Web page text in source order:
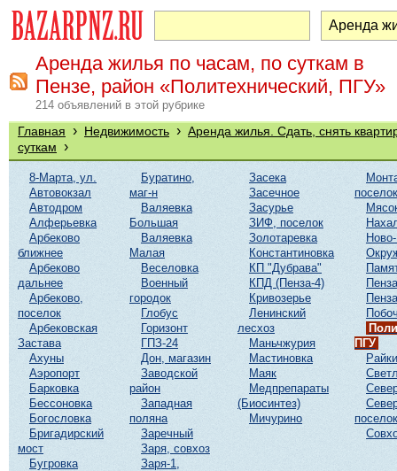
Аренда жилья по часам, по суткам в
Пензе, район «Политехнический, ПГУ»
214 объявлений в этой рубрике
Главная › Недвижимость › Аренда жилья. Сдать, снять
суткам ›
8-Марта, ул.
Автовокзал
Автодром
Алферьевка
Арбеково
ближнее
Арбеково
дальнее
Арбеково,
поселок
Арбековская
Застава
Ахуны
Аэропорт
Барковка
Бессоновка
Богословка
Бригадирский
мост
Бугровка
Буратино,
маг-н
Валяевка
Большая
Валяевка
Малая
Веселовка
Военный
городок
Глобус
Горизонт
ГПЗ-24
Дон, магазин
Заводской
район
Западная
поляна
Заречный
Заря, совхоз
Заря-1,
Засека
Засечное
Засурье
ЗИФ, поселок
Золотаревка
Константиновка
КП "Дубрава"
КПД (Пенза-4)
Кривозерье
Ленинский
лесхоз
Маньчжурия
Мастиновка
Маяк
Медпрепараты
(Биосинтез)
Мичурино
поселок
ПГУ
Райки
поселок